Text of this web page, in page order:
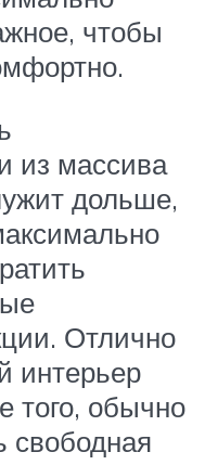
чтобы
из массива
дольше,
Отлично
интерьер
того, обычно
свободная